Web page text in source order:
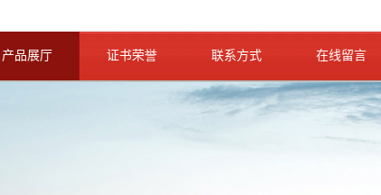
产品展厅 证书荣誉 联系方式 在线留言